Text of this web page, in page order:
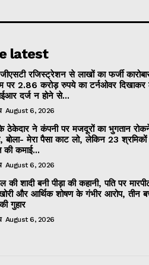
latest
रजिस्ट्रेशन से लाखों का फर्जी
पर 2.86 करोड़ रुपये का टर्नओवर दिखाकर
दर्ज न होने से...
August 6, 2026
ठेकेदार ने कंपनी पर मजदूरों का भुगतान
बोला- मेरा पैसा काट लो, लेकिन 23 श्रमिकों
की कमाई...
August 6, 2026
की शादी बनी पीड़ा की कहानी, पति पर
और आर्थिक शोषण के गंभीर आरोप, तीन
गुहार
August 6, 2026